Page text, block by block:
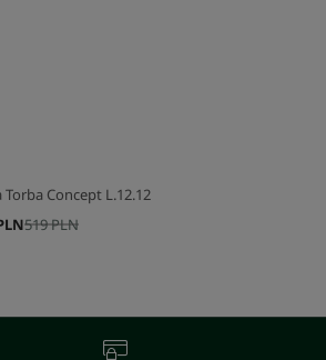
Torba Concept L.12.12
519 PLN